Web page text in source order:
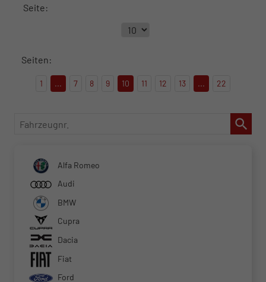
Seite:
Seiten:
1 ... 7 8 9 10 11 12 13 ... 22
Fahrzeugnr.
Alfa Romeo
Audi
BMW
Cupra
Dacia
Fiat
Ford